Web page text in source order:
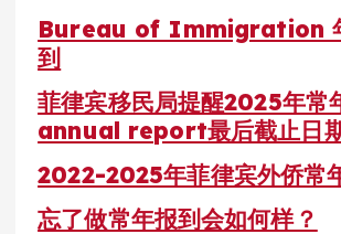
Bureau of Immigration
到
菲律宾移民局提醒2025年常
annual report最后截止日
2022-2025年菲律宾外侨常
忘了做常年报到会如何样？